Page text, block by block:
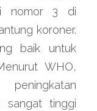
nomor 3 di
koroner.
baik untuk
WHO,
peningkatan
sangat tinggi